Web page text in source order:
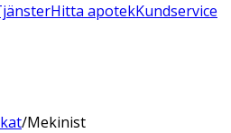
Hitta apotekKundservice
/Mekinist